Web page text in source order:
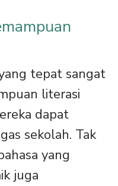
tepat sangat
literasi
dapat
sekolah. Tak
yang
juga